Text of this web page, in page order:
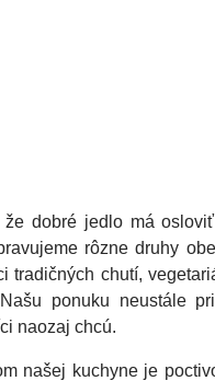
že dobré jedlo má
rôzne druhy
tradičných chutí,
ponuku neustále
naozaj chcú.
našej kuchyne je